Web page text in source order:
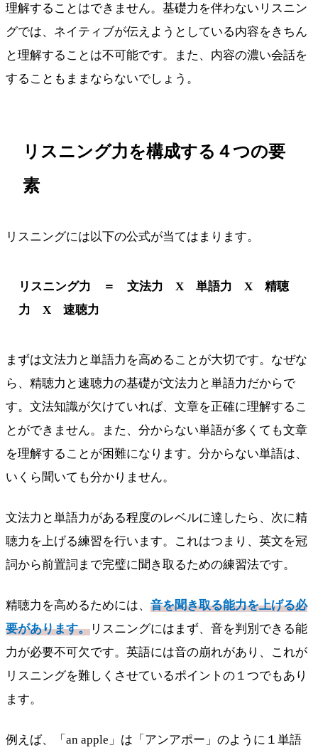
理解することはできません。基礎力を伴わないリスニン
グでは、ネイティブが伝えようとしている内容をきちん
と理解することは不可能です。また、内容の濃い会話を
することもままならないでしょう。
リスニング力を構成する４つの要
素
リスニングには以下の公式が当てはまります。
リスニング力 ＝ 文法力 X 単語力 X 精聴
力 X 速聴力
まずは文法力と単語力を高めることが大切です。なぜな
ら、精聴力と速聴力の基礎が文法力と単語力だからで
す。文法知識が欠けていれば、文章を正確に理解するこ
とができません。また、分からない単語が多くても文章
を理解することが困難になります。分からない単語は、
いくら聞いても分かりません。
文法力と単語力がある程度のレベルに達したら、次に精
聴力を上げる練習を行います。これはつまり、英文を冠
詞から前置詞まで完璧に聞き取るための練習法です。
精聴力を高めるためには、 音を聞き取る能力を上げる必
要があります。 リスニングにはまず、音を判別できる能
力が必要不可欠です。英語には音の崩れがあり、これが
リスニングを難しくさせているポイントの１つでもあり
ます。
例えば、「an apple」は「アンアポー」のように１単語